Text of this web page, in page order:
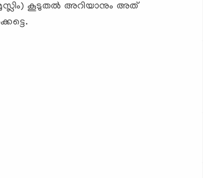
മുസ്ലിം) കൂടുതല്‍ അറിയാനും അത്